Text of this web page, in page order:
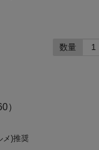
数量
）
メ)推奨